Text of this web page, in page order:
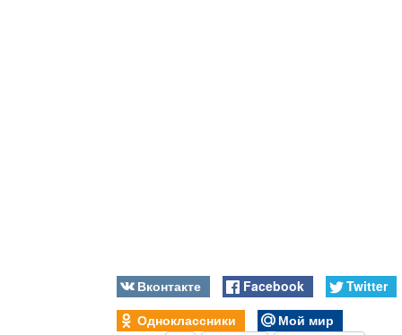
Вконтакте Facebook
Twitter
Одноклассники
Мой мир